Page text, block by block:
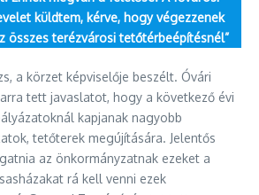
küldtem, kérve, hogy végezzenek
összes terézvárosi tetőtérbeépítésnél”
a körzet képviselője beszélt. Óvári
arra tett javaslatot, hogy a következő évi
kapjanak nagyobb
tetőterek megújítására. Jelentős
az önkormányzatnak ezeket a
rá kell venni ezek